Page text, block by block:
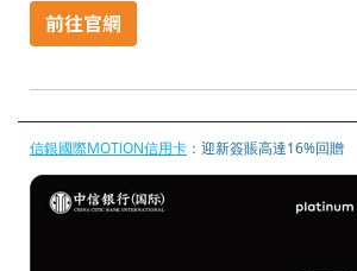
信銀國際MOTION信用卡 ：迎新簽賬高達16%回贈